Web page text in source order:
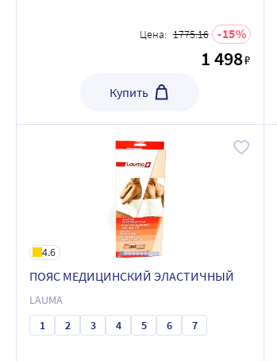
Цена: 1775.16 15
1 498₽
Купить
4.6
ПОЯС МЕДИЦИНСКИЙ ЭЛАСТИЧНЫЙ
LAUMA
1
2 3 4 5 6 7